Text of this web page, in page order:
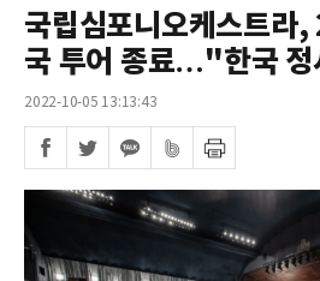
국립심포니오케스트라
국 투어 종료…"한국
2022-10-05 13:13:43